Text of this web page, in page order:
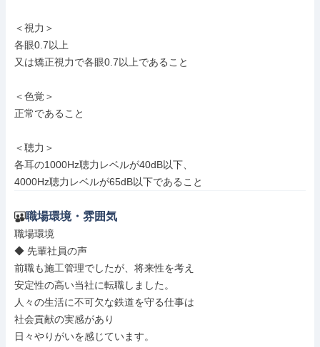
＜視力＞
各眼0.7以上
又は矯正視力で各眼0.7以上であること
＜色覚＞
正常であること
＜聴力＞
各耳の1000Hz聴力レベルが40dB以下、
4000Hz聴力レベルが65dB以下であること
職場環境・雰囲気
職場環境
◆ 先輩社員の声
前職も施工管理でしたが、将来性を考え
安定性の高い当社に転職しました。
人々の生活に不可欠な鉄道を守る仕事は
社会貢献の実感があり
日々やりがいを感じています。